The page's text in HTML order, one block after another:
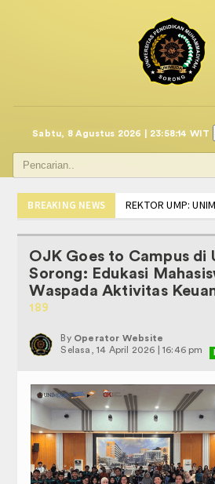
Program Studi
PSIKOLOGI
BISNIS DIGITAL
AKUNTANSI
AKADEMIK
PEDOMAN DAN PANDUAN
SK PENASIHAT AKADEMIK
FORM PENGAJUAN MAHASISWA
Profil
Sabtu, 8 Agustus 2026 | 23:58:14 WIT
BREAKING NEWS
REKTOR UMP:
DISKUSI RUU
TEKEN MoU,
SOSIALISASI LSP-
INFO BIRO
Administrasi
OJK Goes to Campus di
Sorong: Edukasi
Waspada Aktivitas
189
By Operator Website
Selasa, 14 April 2026 | 16:46 pm